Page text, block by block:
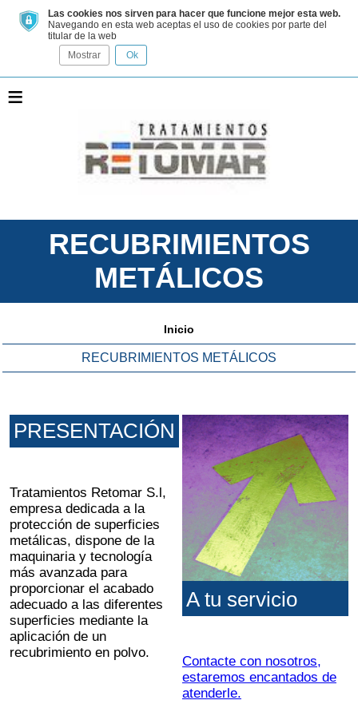
Las cookies nos sirven para hacer que funcione mejor esta web.
Navegando en esta web aceptas el uso de cookies por parte del
titular de la web
Mostrar
Ok
≡
RECUBRIMIENTOS
METÁLICOS
Inicio
RECUBRIMIENTOS METÁLICOS
PRESENTACIÓN
Tratamientos Retomar S.l,
empresa dedicada a la
protección de superficies
metálicas, dispone de la
maquinaria y tecnología
más avanzada para
proporcionar el acabado
adecuado a las diferentes
superficies mediante la
aplicación de un
recubrimiento en polvo.
A tu servicio
Contacte con nosotros,
estaremos encantados de
atenderle.